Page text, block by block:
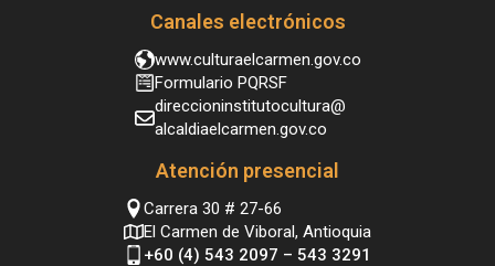
Canales electrónicos
www.culturaelcarmen.gov.co
Formulario PQRSF
direccioninstitutocultura@
alcaldiaelcarmen.gov.co
Atención presencial
Carrera 30 # 27-66
El Carmen de Viboral, Antioquia
+60 (4) 543 2097 – 543 3291